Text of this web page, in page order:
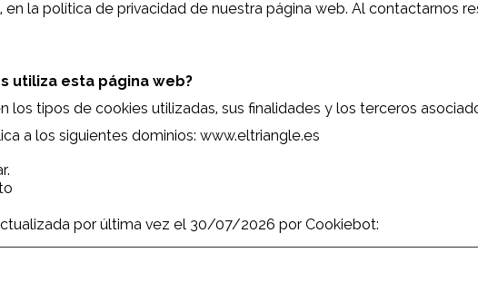
la política de privacidad de nuestra página web. Al contactarnos
utiliza esta página web?
los tipos de cookies utilizadas, sus finalidades y los terceros
a los siguientes dominios: www.eltriangle.es
por última vez el 30/07/2026 por Cookiebot: